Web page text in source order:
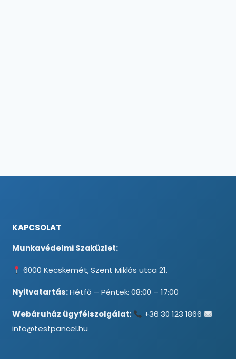
KAPCSOLAT
Munkavédelmi Szaküzlet:
6000 Kecskemét, Szent Miklós utca 21.
Nyitvatartás:Hétfő – Péntek: 08:00 – 17:00
Webáruház ügyfélszolgálat:
+36 30 123 1866
info@testpancel.hu